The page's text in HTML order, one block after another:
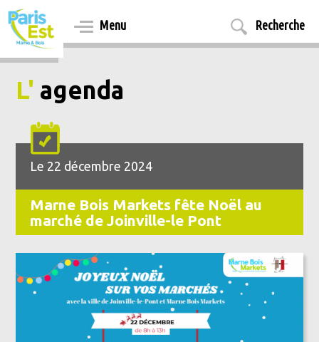
Aller
au
contenu
principal
Menu Recherche
L' agenda
Le 22 décembre 2024
Marne Bois Markets fête Noël au
marché de Joinville-le Pont